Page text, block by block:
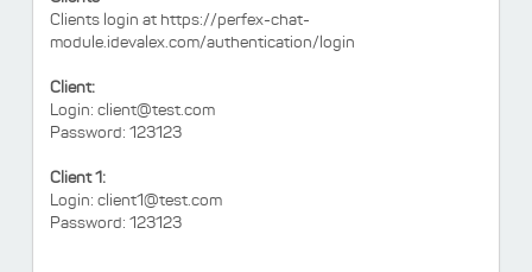
Clients login at https://perfex-chat-
module.idevalex.com/authentication/login
Client:
Login: client@test.com
Password: 123123
Client 1:
Login: client1@test.com
Password: 123123